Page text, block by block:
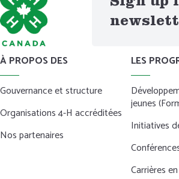
Sign up
À PROPOS DES
Gouvernance et structure
Organisations 4-H accréditées
Nos partenaires
LES
jeunes
Initiatives
Carrières